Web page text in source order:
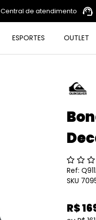
Central de atendimento support_agent
ESPORTES OUTLET
Ref:
SKU
R$